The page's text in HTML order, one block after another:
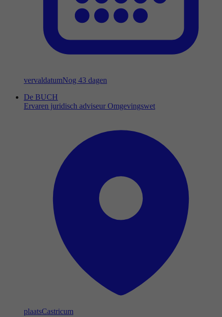
vervaldatumNog 43 dagen
De BUCH
Ervaren juridisch adviseur Omgevingswet
plaatsCastricum